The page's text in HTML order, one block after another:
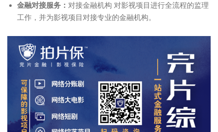
金融对接服务： 对接金融机构 对影视项目进行全流程的监理
工作，并为影视项目对接专业的金融机构。